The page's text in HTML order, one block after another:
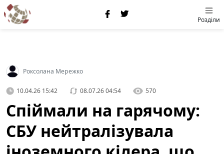
Розділи
Роксолана Мережко
10.04.26 15:42 08.07.26 04:54 570
Спіймали на гарячому:
СБУ нейтралізувала